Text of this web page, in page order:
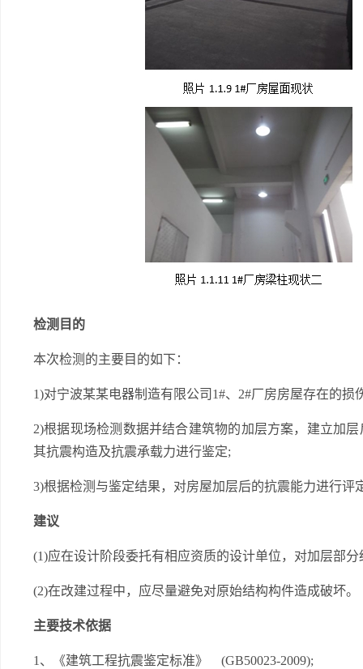
检测目的
本次检测的主要目的如下：
1)对宁波某某电器制造有限公司1#、2#厂房房屋存在的损
2)根据现场检测数据并结合建筑物的加层方案，建立加
其抗震构造及抗震承载力进行鉴定;
3)根据检测与鉴定结果，对房屋加层后的抗震能力进行评
建议
(1)应在设计阶段委托有相应资质的设计单位，对加层部
(2)在改建过程中，应尽量避免对原始结构构件造成破坏。
主要技术依据
1、《建筑工程抗震鉴定标准》 (GB50023-2009);